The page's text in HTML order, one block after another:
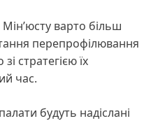
варто більш
перепрофілювання
стратегією їх
час.
будуть надіслані